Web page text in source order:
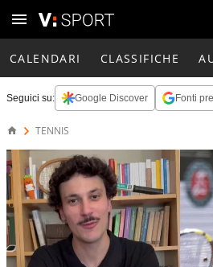
CALENDARI CLASSIFICHE
Seguici su: Google Discover Fonti
TENNIS